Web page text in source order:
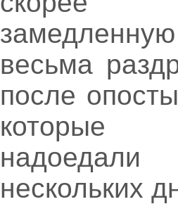
весьма
после
которые
нескольких